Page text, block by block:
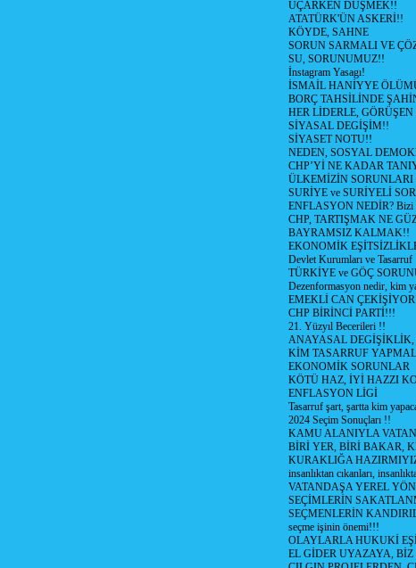
UÇARKEN DÜŞMEK!!
ATATÜRK'ÜN ASKERİ!!
KÖYDE, SAHNE
SORUN SARMALI VE
SU, SORUNUMUZ!!
İnstagram Yasagı!
İSMAİL HANİYYE
BORÇ TAHSİLİNDE
HER LİDERLE,
SİYASAL DEGİŞİM!!
SİYASET NOTU!!
NEDEN, SOSYAL
CHP’Yİ NE KADAR
ÜLKEMİZİN SORUNLARI
SURİYE ve SURİYELİ
ENFLASYON NEDİR? Bizi
CHP, TARTIŞMAK NE
BAYRAMSIZ KALMAK!!
EKONOMİK
Devlet Kurumları ve Tasarruf
TÜRKİYE ve GÖÇ
Dezenformasyon nedir, kim
EMEKLİ CAN
CHP BİRİNCİ PARTİ!!!
21. Yüzyıl Becerileri !!
ANAYASAL DEGİŞİKLİK,
KİM TASARRUF
EKONOMİK SORUNLAR
KÖTÜ HAZ, İYİ HAZZI
ENFLASYON LİGİ
Tasarruf şart, şartta kim
2024 Seçim Sonuçları !!
KAMU ALANIYLA
BİRİ YER, BİRİ BAKAR,
KURAKLIĞA
insanlıktan cıkanları,
VATANDAŞA YEREL
SEÇİMLERİN
SEÇMENLERİN
seçme işinin önemi!!!
OLAYLARLA HUKUKİ
EL GİDER UYAZAYA,